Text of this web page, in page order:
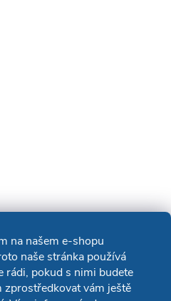
na našem e-shopu
naše stránka používá
rádi, pokud s nimi budete
vám ještě